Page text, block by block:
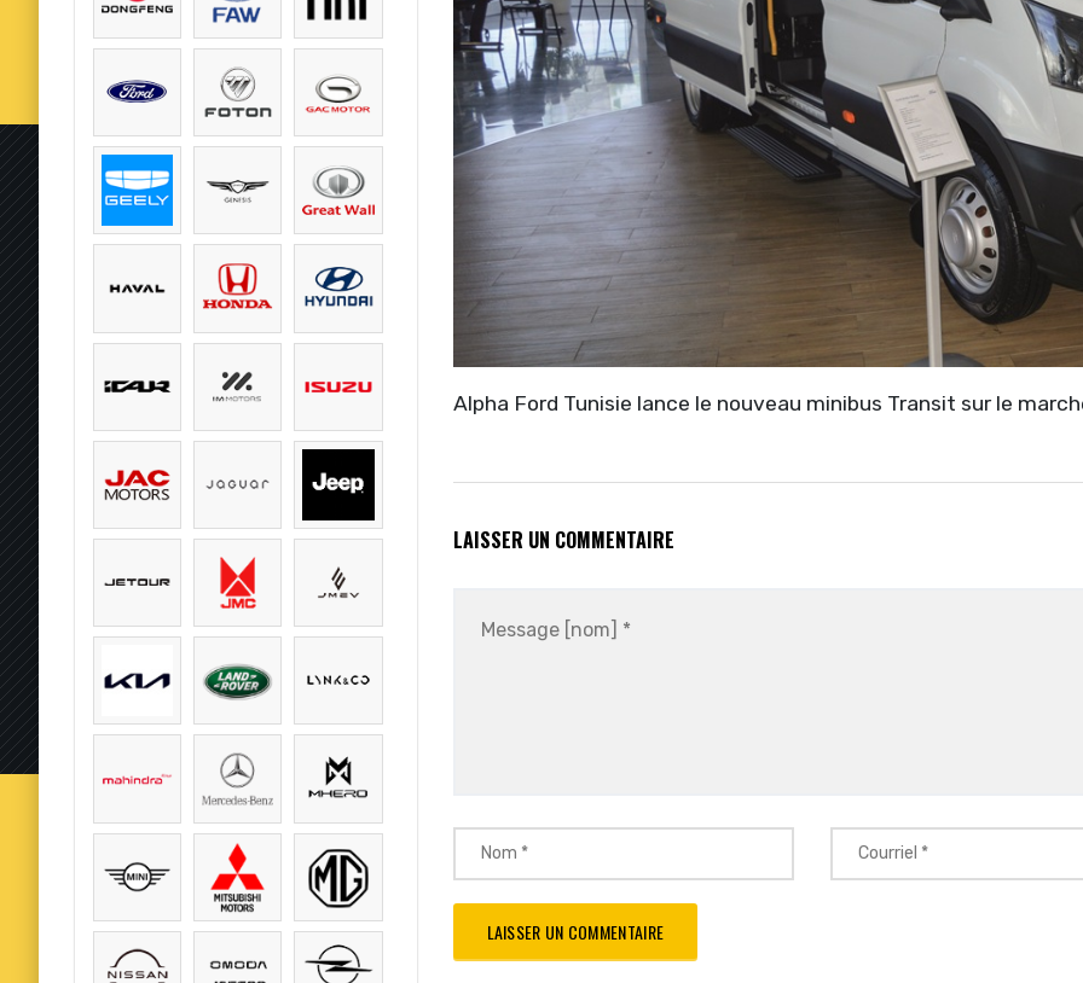
Alpha Ford Tunisie lance le nouveau minibus Transit sur le
LAISSER UN COMMENTAIRE